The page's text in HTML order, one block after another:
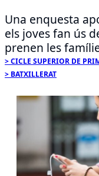
Una enquesta
els joves fan ús
prenen les
CICLE SUPERIOR DE
BATXILLERAT